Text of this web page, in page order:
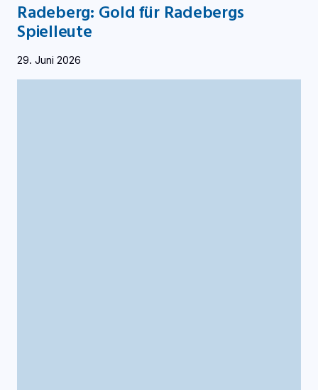
Radeberg: Gold für Radebergs
Spielleute
29. Juni 2026